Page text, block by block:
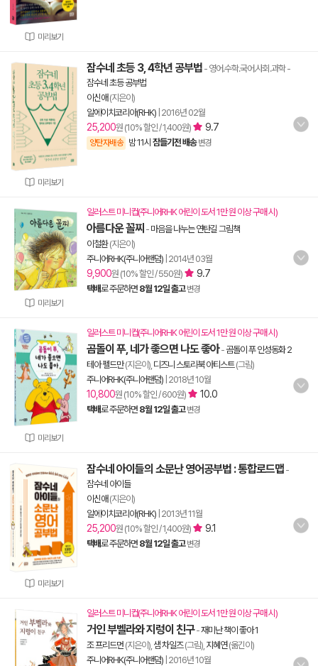
미리보기
미리보기
잠수네 초등 3, 4학년 공부법 - 영어.수학.국어.사회.과학-
잠수네 초등 공부법
이신애 (지은이)
알에이치코리아(RHK) 2016년 02월
25,200원 (10% 할인 / 1,400원) 9.7
양탄자배송 밤 11시 잠들기전 배송 변경
미리보기
일러스트 미니컵(주니어RHK 어린이 도서 1만 원 이상 구매 시)
아름다운 꼴찌 - 마음을 나누는 연탄길 그림책
이철환(지은이)
주니어RHK(주니어랜덤) 2014년 03월
9,900원 (10% 할인 / 550원) 9.7
택배로 주문하면 8월 12일 출고 변경
미리보기
일러스트 미니컵(주니어RHK 어린이 도서 1만 원 이상 구매 시)
곰돌이 푸, 네가 좋으면 나도 좋아-곰돌이 푸 인성동화 2
테아 펠드만(지은이), 디즈니 스토리북 아티스트(그림)
주니어RHK(주니어랜덤) 2018년 10월
10,800원 (10% 할인 / 600원) 10.0
택배로 주문하면 8월 12일 출고 변경
미리보기
잠수네 아이들의 소문난 영어공부법 : 통합로드맵 -
잠수네 아이들
이신애 (지은이)
알에이치코리아(RHK) 2013년 11월
25,200원 (10% 할인 / 1,400원) 9.1
택배로 주문하면 8월 12일 출고 변경
일러스트 미니컵(주니어RHK 어린이 도서 1만 원 이상 구매 시)
거인 부벨라와 지렁이 친구-재미난 책이 좋아 1
조 프리드먼 (지은이), 샘 차일즈(그림), 지혜연(옮긴이)
주니어RHK(주니어랜덤) 2016년 10월